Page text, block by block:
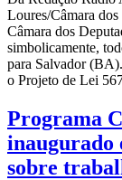
Loures/Câmara
Câmara dos
simbolicamente,
para Salvador
o Projeto de Lei
Programa
inaugurado
sobre